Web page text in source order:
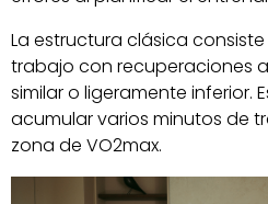
La estructura clásica
trabajo con recuperaciones
similar o ligeramente inferior.
acumular varios minutos de
zona de VO2max.